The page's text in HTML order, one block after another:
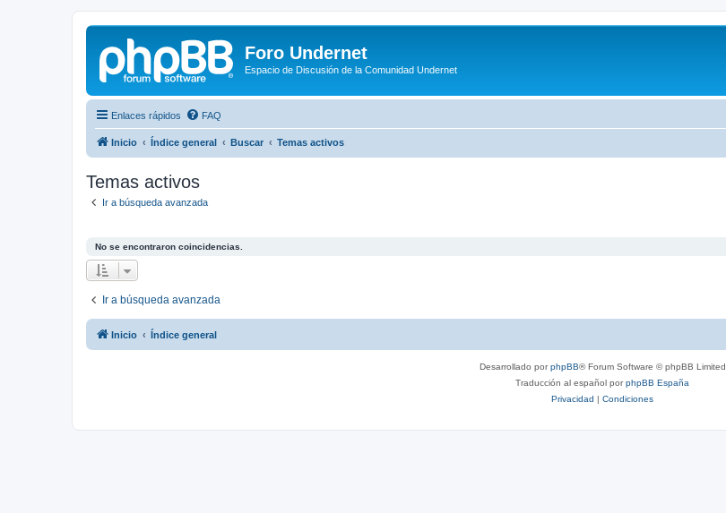
Foro Undernet
Espacio de Discusión de la Comunidad Undernet
Enlaces rápidos FAQ
Inicio Índice general Buscar Temas activos
Temas activos
Ir a búsqueda avanzada
No se encontraron coincidencias.
Ir a búsqueda avanzada
Inicio Índice general
Desarrollado porphpBB® Forum Software © phpBB Limited
Traducción al español porphpBB España
Privacidad | Condiciones